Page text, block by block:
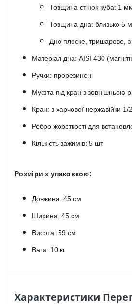
Товщина стінок куба: 1
Товщина дна: близько 5
Дно плоске, тришарове, з
Матеріал дна: AISI 430
Ручки: прорезинені
Муфта під кран з зовнішньою
Кран: з харчової нержавійки 1/
Ребро жорсткості для
Кількість зажимів: 5 шт.
Розміри з упаковкою:
Довжина: 45 см
Ширина: 45 см
Висота: 59 см
Вага: 10 кг
Характеристики